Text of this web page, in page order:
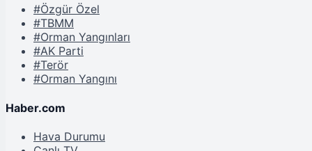
#Özgür Özel
#TBMM
#Orman Yangınları
#AK Parti
#Terör
#Orman Yangını
Haber.com
Hava Durumu